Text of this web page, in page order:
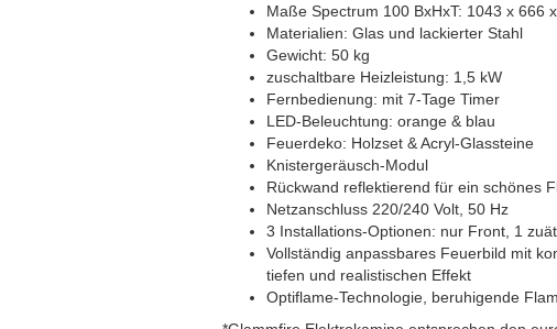
Maße Spectrum 100 BxHxT: 1043 x 666
Materialien: Glas und lackierter Stahl
Gewicht: 50 kg
zuschaltbare Heizleistung: 1,5 kW
Fernbedienung: mit 7-Tage Timer
LED-Beleuchtung: orange & blau
Feuerdeko: Holzset & Acryl-Glassteine
Knistergeräusch-Modul
Rückwand reflektierend für ein schönes
Netzanschluss 220/240 Volt, 50 Hz
3 Installations-Optionen: nur Front, 1
Vollständig anpassbares Feuerbild mit
tiefen und realistischen Effekt
Optiflame-Technologie, beruhigende